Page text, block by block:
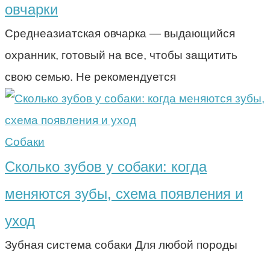
овчарки
Среднеазиатская овчарка — выдающийся
охранник, готовый на все, чтобы защитить
свою семью. Не рекомендуется
Собаки
Сколько зубов у собаки: когда
меняются зубы, схема появления и
уход
Зубная система собаки Для любой породы